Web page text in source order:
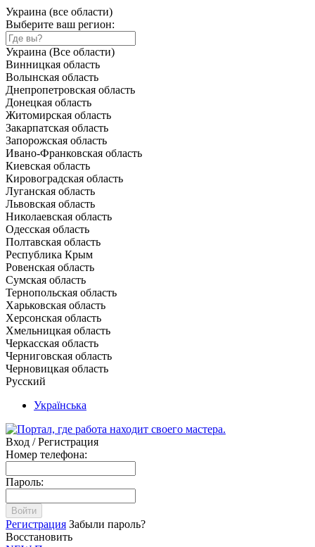
Украина (все области)
Выберите ваш регион:
Украина (Все области)
Винницкая область
Волынская область
Днепропетровская область
Донецкая область
Житомирская область
Закарпатская область
Запорожская область
Ивано-Франковская область
Киевская область
Кировоградская область
Луганская область
Львовская область
Николаевская область
Одесская область
Полтавская область
Республика Крым
Ровенская область
Сумская область
Тернопольская область
Харьковская область
Херсонская область
Хмельницкая область
Черкасская область
Черниговская область
Черновицкая область
Русский
Українська
Вход / Регистрация
Номер телефона:
Пароль:
Войти
Регистрация Забыли пароль?
Восстановить